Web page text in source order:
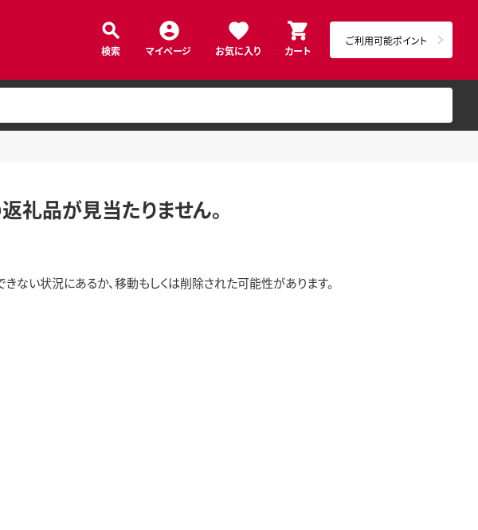
検索 マイページ お気に入り カート
ご利用可能ポイント
礼品が見当たりません。
ない状況にあるか、移動もしくは削除された可能性があります。